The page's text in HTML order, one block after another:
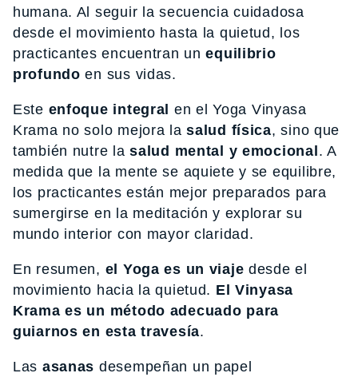
humana. Al seguir la secuencia cuidadosa
desde el movimiento hasta la quietud, los
practicantes encuentran unequilibrio
profundo en sus vidas.
Este enfoque integral en el Yoga Vinyasa
Krama no solo mejora la salud física, sino que
también nutre lasalud mental y emocional. A
medida que la mente se aquiete y se equilibre,
los practicantes están mejor preparados para
sumergirse en la meditación y explorar su
mundo interior con mayor claridad.
En resumen, el Yoga es un viaje desde el
movimiento hacia la quietud. El Vinyasa
Krama es un método adecuado para
guiarnos en esta travesía.
Las asanas desempeñan un papel